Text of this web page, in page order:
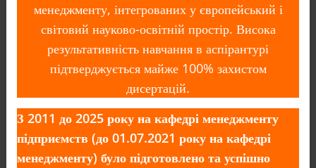
менеджменту, інтегрованих у європейський і
світовий науково-освітній простір. Висока
результативність навчання в аспірантурі
підтверджується майже 100% захистом
дисертацій.
З 2011 до 2025 року на кафедрі менеджменту
підприємств (до 01.07.2021 року на кафедрі
менеджменту) було підготовлено та успішно